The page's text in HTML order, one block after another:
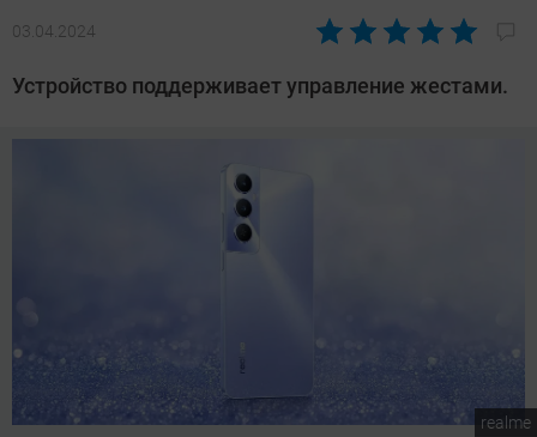
03.04.2024
Автор:
Калашников
Устройство поддерживает управление жестами.
realme